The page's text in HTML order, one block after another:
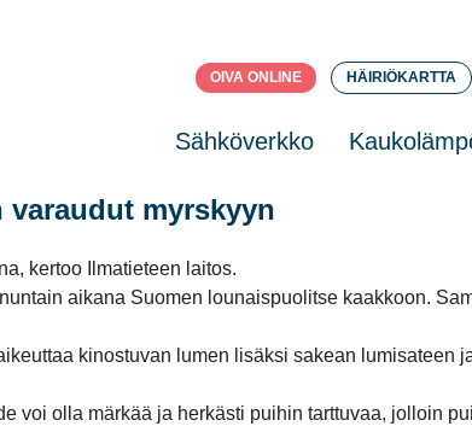
OIVA ONLINE HÄIRIÖKARTTA
Sähköverkko
varaudut myrskyyn
kertoo Ilmatieteen laitos.
aikana Suomen lounaispuolitse kaakkoon.
kinostuvan lumen lisäksi sakean
voi olla märkää ja herkästi puihin tarttuvaa, jolloin